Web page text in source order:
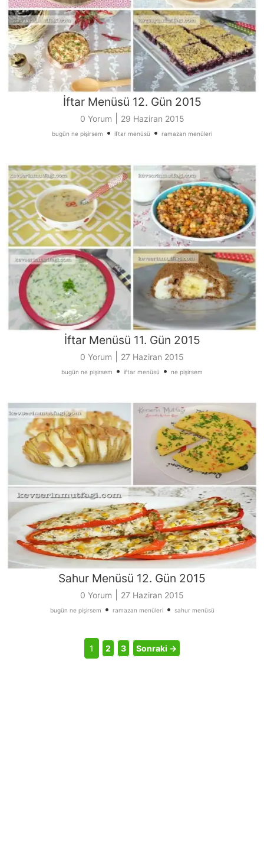
İftar Menüsü 12. Gün 2015
0 Yorum 29 Haziran 2015
bugün ne pişirsem • iftar menüsü • ramazan menüleri
İftar Menüsü 11. Gün 2015
0 Yorum 27 Haziran 2015
bugün ne pişirsem • iftar menüsü • ne pişirsem
Sahur Menüsü 12. Gün 2015
0 Yorum 27 Haziran 2015
bugün ne pişirsem • ramazan menüleri• sahur menüsü
1 2 3 Sonraki →